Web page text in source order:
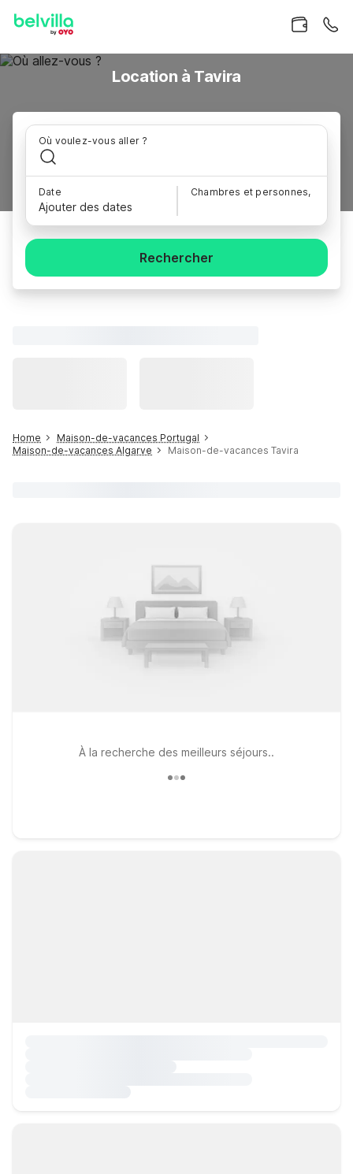
Location à Tavira
Où voulez-vous aller ?
Date
Ajouter des dates
Chambres et personnes,
Rechercher
Home
Maison-de-vacances Portugal
Maison-de-vacances Algarve
Maison-de-vacances Tavira
À la recherche des meilleurs séjours..